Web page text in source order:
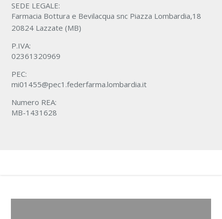
SEDE LEGALE:
Farmacia Bottura e Bevilacqua snc Piazza Lombardia,18
20824 Lazzate (MB)
P.IVA:
02361320969
PEC:
mi01455@pec1.federfarma.lombardia.it
Numero REA:
MB-1431628